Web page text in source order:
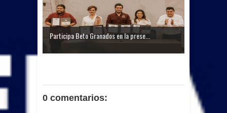
Participa Beto Granados en la prese...
0 comentarios: